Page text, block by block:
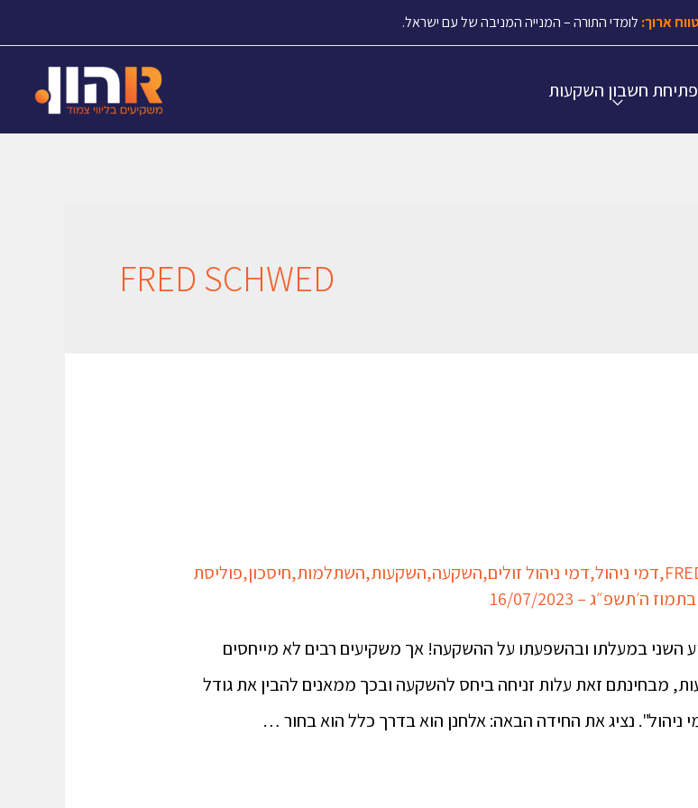
ארוך: לומדי התורה – המנייה המניבה של עם ישראל.
פתיחת חשבון השקעות
FRED SCHWED
,דמי ניהול,דמי ניהול זולים,השקעה,השקעות,השתלמות,חיסכון,פוליסת
ה׳תשפ״ג – 16/07/2023
השני במעלתו ובהשפעתו על ההשקעה! אך משקיעים רבים לא מייחסים
מבחינתם זאת עלות זניחה ביחס להשקעה ובכך ממאנים להבין את גודל
נציג את החידה הבאה: אלחנן הוא בדרך כלל הוא בחור …